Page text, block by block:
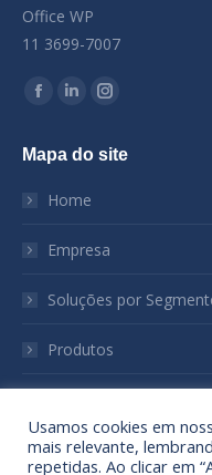
Office WP
11 3699-7007
Encontre-nos em:
Facebook
opens
window
Linkedin
opens
window
Instagram
opens
window
Mapa do site
Home
Empresa
Soluções por
Produtos
Sustentabilidade
Usamos cookies em
mais relevante,
repetidas. Ao clicar em